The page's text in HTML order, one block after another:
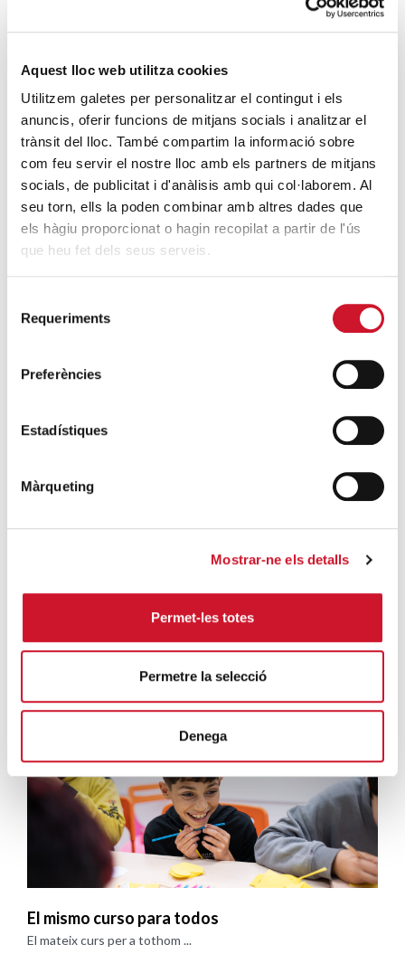
Aquest lloc web utilitza cookies
Utilitzem galetes per personalitzar el contingut i els
anuncis, oferir funcions de mitjans socials i analitzar el
trànsit del lloc. També compartim la informació sobre
com feu servir el nostre lloc amb els partners de mitjans
socials, de publicitat i d'anàlisis amb qui col·laborem. Al
seu torn, ells la poden combinar amb altres dades que
els hàgiu proporcionat o hagin recopilat a partir de l'ús
que heu fet dels seus serveis.
Requeriments
Preferències
Estadístiques
Màrqueting
Mostrar-ne els detalls
Permet-les totes
Permetre la selecció
Denega
extraordinario de regularización
SIGUE LEYENDO
La campana que canvia vides
SIGUE LEYENDO
El voluntariado, una oportunidad para
hacer crecer el Maresme
SIGUE LEYENDO
Campañas solidarias
Sumando años, restando derechos
El mismo curso para todos
El mateix curs per a tothom ...